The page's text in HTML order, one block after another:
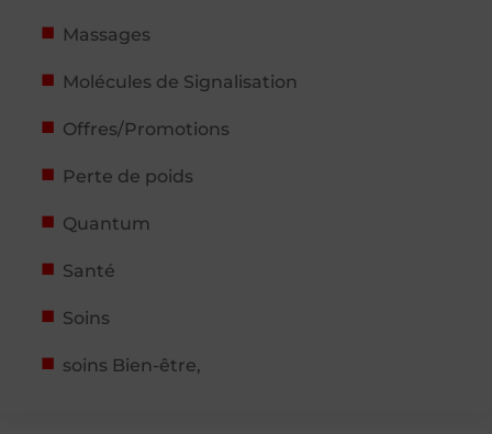
Massages
Molécules de Signalisation
Offres/Promotions
Perte de poids
Quantum
Santé
Soins
soins Bien-être,